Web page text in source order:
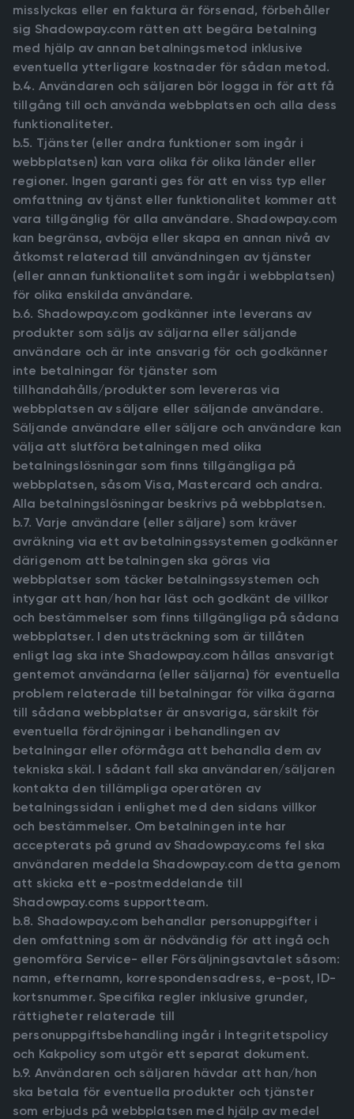
misslyckas eller en faktura är försenad, förbehåller
sig Shadowpay.com rätten att begära betalning
med hjälp av annan betalningsmetod inklusive
eventuella ytterligare kostnader för sådan metod.
b.4. Användaren och säljaren bör logga in för att få
tillgång till och använda webbplatsen och alla dess
funktionaliteter.
b.5. Tjänster (eller andra funktioner som ingår i
webbplatsen) kan vara olika för olika länder eller
regioner. Ingen garanti ges för att en viss typ eller
omfattning av tjänst eller funktionalitet kommer att
vara tillgänglig för alla användare. Shadowpay.com
kan begränsa, avböja eller skapa en annan nivå av
åtkomst relaterad till användningen av tjänster
(eller annan funktionalitet som ingår i webbplatsen)
för olika enskilda användare.
b.6. Shadowpay.com godkänner inte leverans av
produkter som säljs av säljarna eller säljande
användare och är inte ansvarig för och godkänner
inte betalningar för tjänster som
tillhandahålls/produkter som levereras via
webbplatsen av säljare eller säljande användare.
Säljande användare eller säljare och användare kan
välja att slutföra betalningen med olika
betalningslösningar som finns tillgängliga på
webbplatsen, såsom Visa, Mastercard och andra.
Alla betalningslösningar beskrivs på webbplatsen.
b.7. Varje användare (eller säljare) som kräver
avräkning via ett av betalningssystemen godkänner
därigenom att betalningen ska göras via
webbplatser som täcker betalningssystemen och
intygar att han/hon har läst och godkänt de villkor
och bestämmelser som finns tillgängliga på sådana
webbplatser. I den utsträckning som är tillåten
enligt lag ska inte Shadowpay.com hållas ansvarigt
gentemot användarna (eller säljarna) för eventuella
problem relaterade till betalningar för vilka ägarna
till sådana webbplatser är ansvariga, särskilt för
eventuella fördröjningar i behandlingen av
betalningar eller oförmåga att behandla dem av
tekniska skäl. I sådant fall ska användaren/säljaren
kontakta den tillämpliga operatören av
betalningssidan i enlighet med den sidans villkor
och bestämmelser. Om betalningen inte har
accepterats på grund av Shadowpay.coms fel ska
användaren meddela Shadowpay.com detta genom
att skicka ett e-postmeddelande till
Shadowpay.coms supportteam.
b.8. Shadowpay.com behandlar personuppgifter i
den omfattning som är nödvändig för att ingå och
genomföra Service- eller Försäljningsavtalet såsom:
namn, efternamn, korrespondensadress, e-post, ID-
kortsnummer. Specifika regler inklusive grunder,
rättigheter relaterade till
personuppgiftsbehandling ingår i Integritetspolicy
och Kakpolicy som utgör ett separat dokument.
b.9. Användaren och säljaren hävdar att han/hon
ska betala för eventuella produkter och tjänster
som erbjuds på webbplatsen med hjälp av medel